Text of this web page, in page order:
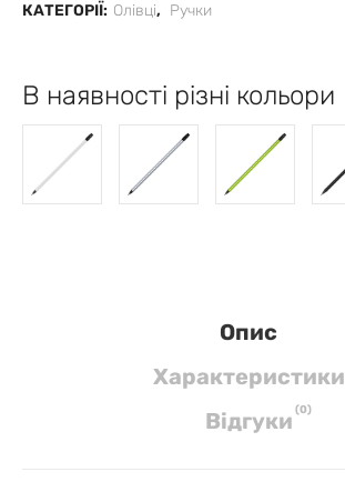
КАТЕГОРІЇ: Олівці, Ручки
В наявності різні кольори
Опис
Характеристики
Вiдгуки (0)